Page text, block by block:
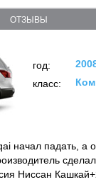
ОТЗЫВЫ
год:
класс:
начал падать, а
Ниссан